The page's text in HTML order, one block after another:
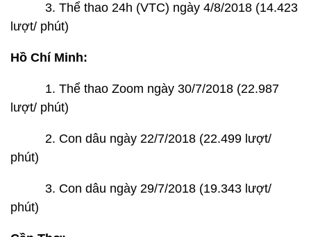
3. Thể thao 24h (VTC) ngày 4/8/2018 (14.423
lượt/ phút)
Hồ Chí Minh:
1. Thể thao Zoom ngày 30/7/2018 (22.987
lượt/ phút)
2. Con dâu ngày 22/7/2018 (22.499 lượt/
phút)
3. Con dâu ngày 29/7/2018 (19.343 lượt/
phút)